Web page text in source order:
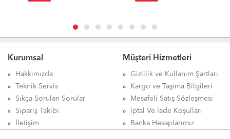
Kurumsal
Hakkımızda
Teknik Servis
Sıkça Sorulan Sorular
Sipariş Takibi
İletişim
Müşteri Hizmetleri
Gizlilik ve Kullanım Şartları
Kargo ve Taşıma Bilgileri
Mesafeli Satış Sözleşmesi
İptal Ve İade Koşulları
Banka Hesaplarımız